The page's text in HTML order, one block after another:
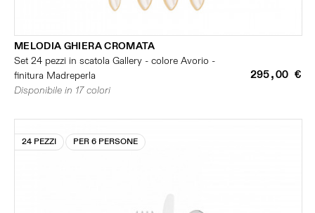
MELODIA GHIERA CROMATA
Set 24 pezzi in scatola Gallery - colore Avorio -
finitura Madreperla
295,00 €
Disponibile in 17 colori
24 PEZZI PER 6 PERSONE